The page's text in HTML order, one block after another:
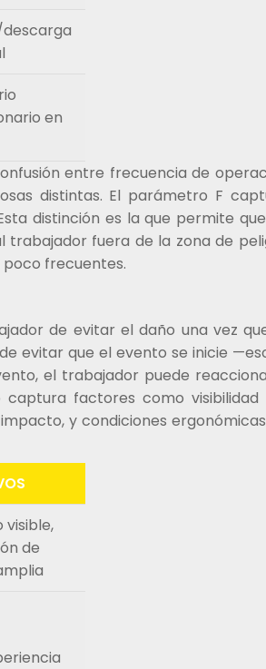
en
entre frecuencia de
distintas. El parámetro F
distinción es la que permite
trabajador fuera de la zona de
frecuentes.
de evitar el daño una vez
evitar que el evento se inicie
el trabajador puede
factores como visibilidad
y condiciones
visible,
de